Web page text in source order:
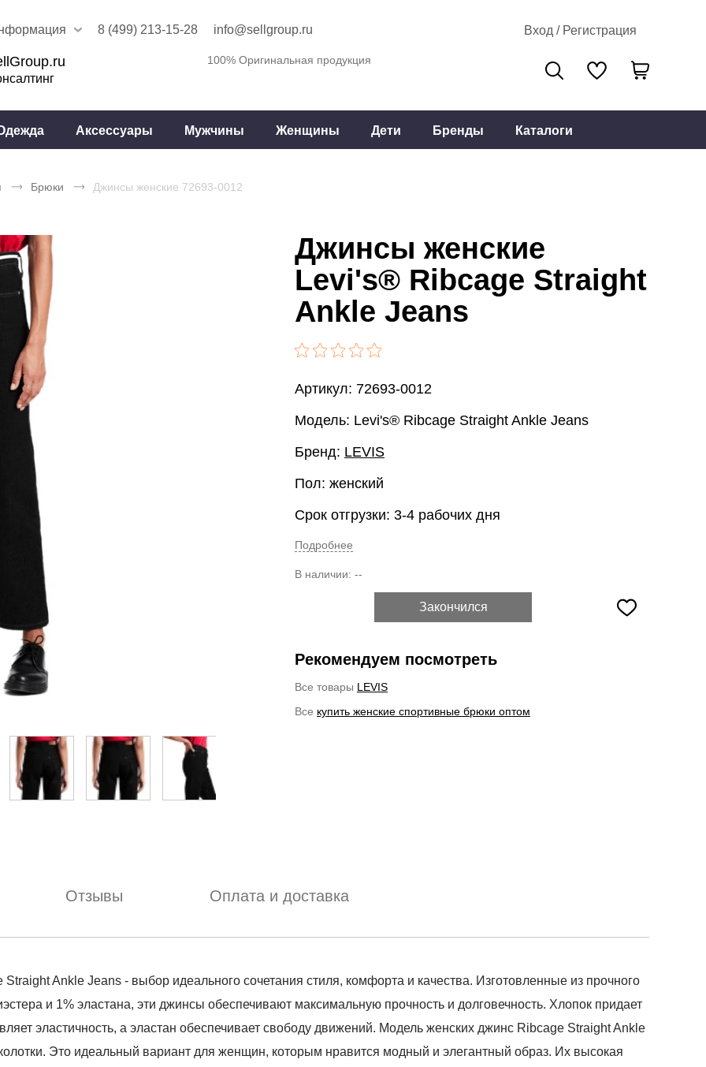
8 (499) 213-15-28 info@sellgroup.ru Вход / Регистрация
100% Оригинальная продукция
Аксессуары Мужчины Женщины Дети Бренды Каталоги
Брюки Джинсы женские 72693-0012
Джинсы женские
Levi's® Ribcage Straight
Ankle Jeans
Артикул: 72693-0012
Модель: Levi's® Ribcage Straight Ankle Jeans
Бренд: LEVIS
Пол: женский
Срок отгрузки: 3-4 рабочих дня
Подробнее
В наличии: --
Закончился
Рекомендуем посмотреть
Все товары LEVIS
Все купить женские спортивные брюки оптом
Отзывы Оплата и доставка
Ankle Jeans - выбор идеального сочетания стиля, комфорта и качества. Изготовленные из прочного
и 1% эластана, эти джинсы обеспечивают максимальную прочность и долговечность. Хлопок придает
эластичность, а эластан обеспечивает свободу движений. Модель женских джинс Ribcage Straight Ankle
Это идеальный вариант для женщин, которым нравится модный и элегантный образ. Их высокая